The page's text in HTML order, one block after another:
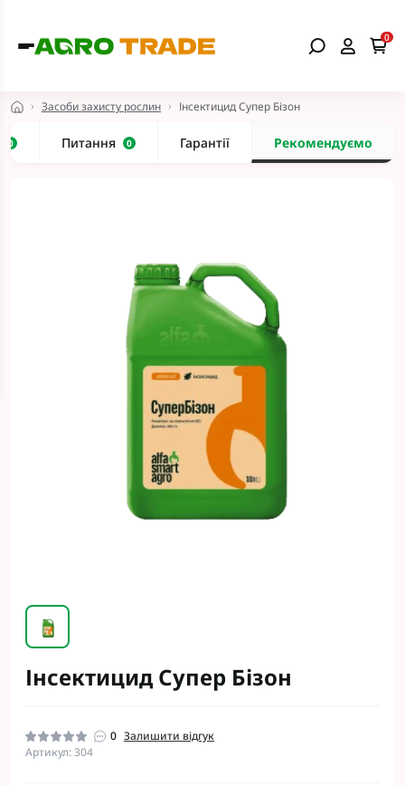
0
Засоби захисту рослин Інсектицид Супер Бізон
0 Питання 0 Гарантії Рекомендуємо
Інсектицид Супер Бізон
0 Залишити відгук
Артикул: 304